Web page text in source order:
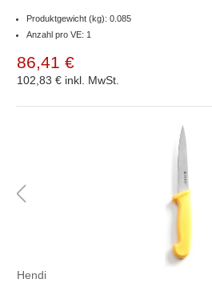
Produktgewicht (kg): 0.085
Anzahl pro VE: 1
86,41 €
102,83 € inkl. MwSt.
Hendi